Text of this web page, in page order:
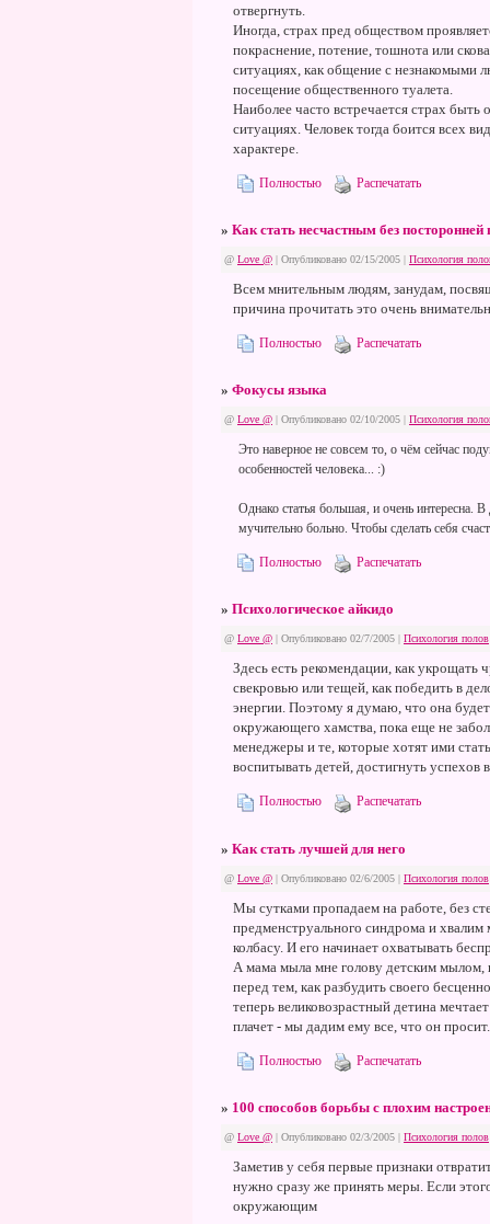
отвергнуть.
Иногда, страх пред обществом
покраснение, потение, тошнота или
ситуациях, как общение с незнакомыми
посещение общественного туалета.
Наиболее часто встречается страх
ситуациях. Человек тогда боится всех
характере.
Полностью Распечатать
» Как стать несчастным без
@ Love @ | Опубликовано 02/15/2005 | Психология
Всем мнительным людям, занудам,
причина прочитать это очень
Полностью Распечатать
» Фокусы языка
@ Love @ | Опубликовано 02/10/2005 | Психология
Это наверное не совсем то, о чём сейчас
особенностей человека... :)
Однако статья большая, и очень интересна.
мучительно больно. Чтобы сделать себя
Полностью Распечатать
» Психологическое айкидо
@ Love @ | Опубликовано 02/7/2005 | Психология полов
Здесь есть рекомендации, как укрощать
свекровью или тещей, как победить в
энергии. Поэтому я думаю, что она
окружающего хамства, пока еще не
менеджеры и те, которые хотят ими
воспитывать детей, достигнуть успехов
Полностью Распечатать
» Как стать лучшей для него
@ Love @ | Опубликовано 02/6/2005 | Психология полов
Мы сутками пропадаем на работе, без
предменструального синдрома и
колбасу. И его начинает охватывать
А мама мыла мне голову детским
перед тем, как разбудить своего
теперь великовозрастный детина
плачет - мы дадим ему все, что он
Полностью Распечатать
» 100 способов борьбы с плохим
@ Love @ | Опубликовано 02/3/2005 | Психология полов
Заметив у себя первые признаки
нужно сразу же принять меры. Если
окружающим